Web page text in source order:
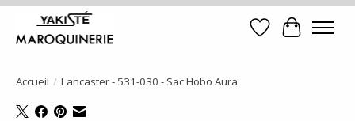
Liste dePanier
Accueil / Lancaster - 531-030 - Sac Hobo Aura